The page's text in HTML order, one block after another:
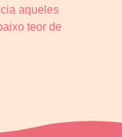
aqueles
teor de